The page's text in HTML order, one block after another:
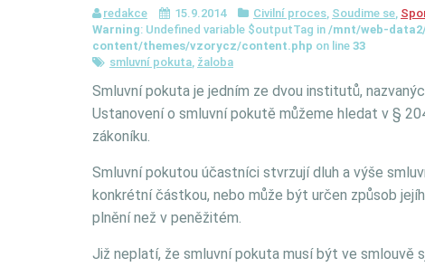
redakce 15.9.2014 Civilní proces, Soudime se,
Warning: Undefined variable $outputTag in /mnt/web-
content/themes/vzorycz/content.php on line 33
smluvní pokuta, žaloba
Smluvní pokuta je jedním ze dvou institutů,
Ustanovení o smluvní pokutě můžeme hledat v §
zákoníku.
Smluvní pokutou účastníci stvrzují dluh a výše
konkrétní částkou, nebo může být určen způsob
plnění než v peněžitém.
Již neplatí, že smluvní pokuta musí být ve smlouvě